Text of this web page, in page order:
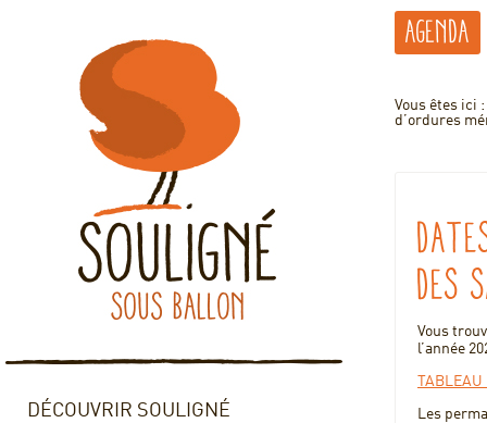
DÉCOUVRIR SOULIGNÉ
Agenda
Vous êtes ici :
d’ordures
des
Vous
l’année
Les